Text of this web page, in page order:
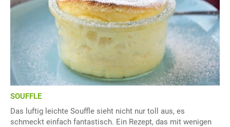
SOUFFLE
Das luftig leichte Souffle sieht nicht nur toll aus, es
schmeckt einfach fantastisch. Ein Rezept, das mit wenigen